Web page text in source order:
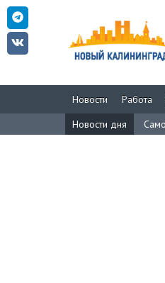
Новости Работа
Новости дня